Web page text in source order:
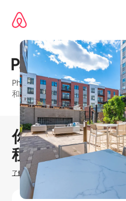
Park Square
Philadelphia Metro的爱彼迎友
和2 间卧室等可订单元
显示 0 项中的 0 项
你可以赚取$0
租房源
了解我们如何估算你的收入